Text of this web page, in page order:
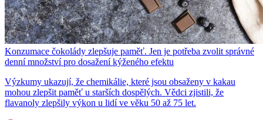
Konzumace čokolády zlepšuje paměť. Jen je potřeba zvolit správné
denní množství pro dosažení kýženého efektu
Výzkumy ukazují, že chemikálie, které jsou obsaženy v kakau
mohou zlepšit paměť u starších dospělých. Vědci zjistili, že
flavanoly zlepšily výkon u lidí ve věku 50 až 75 let.